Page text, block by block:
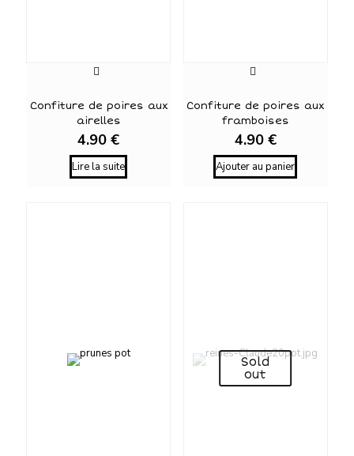
Confiture de poires aux
airelles
4.90 €
Lire la suite
Confiture de poires aux
framboises
4.90 €
Ajouter au panier
Sold
out